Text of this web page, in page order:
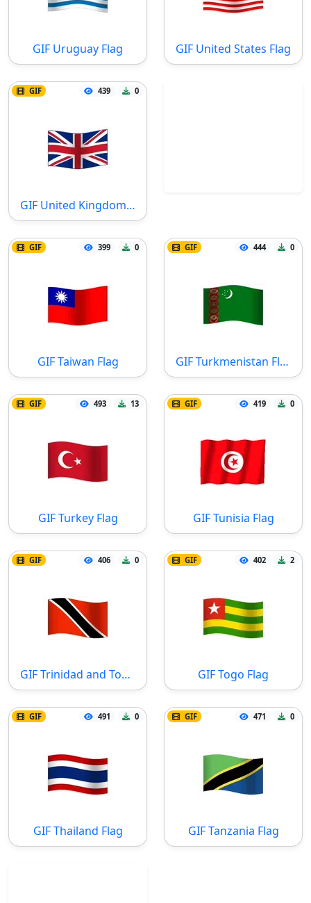
GIF Uruguay Flag GIF United States Flag
GIF 439 0
GIF United Kingdom Flag
GIF 399 0
GIF Taiwan Flag
GIF 444 0
GIF Turkmenistan Flag
GIF 493 13
GIF Turkey Flag
GIF 419 0
GIF Tunisia Flag
GIF 406 0
GIF Trinidad and Tobago Flag
GIF 402 2
GIF Togo Flag
GIF 491 0
GIF Thailand Flag
GIF 471 0
GIF Tanzania Flag